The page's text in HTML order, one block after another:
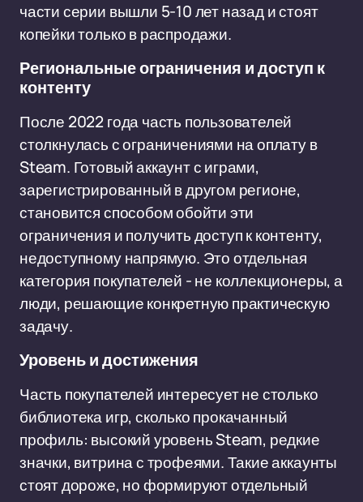
части серии вышли 5-10 лет назад и стоят
копейки только в распродажи.
Региональные ограничения и доступ к
контенту
После 2022 года часть пользователей
столкнулась с ограничениями на оплату в
Steam. Готовый аккаунт с играми,
зарегистрированный в другом регионе,
становится способом обойти эти
ограничения и получить доступ к контенту,
недоступному напрямую. Это отдельная
категория покупателей - не коллекционеры, а
люди, решающие конкретную практическую
задачу.
Уровень и достижения
Часть покупателей интересует не столько
библиотека игр, сколько прокачанный
профиль: высокий уровень Steam, редкие
значки, витрина с трофеями. Такие аккаунты
стоят дороже, но формируют отдельный